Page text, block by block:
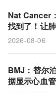
Nat Cancer
找到了！让
移开道
2026-08-06
BMJ：替尔
据显示心血